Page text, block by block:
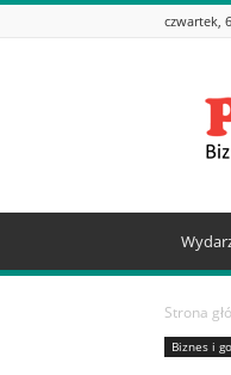
czwartek,
Strona
Biznes i